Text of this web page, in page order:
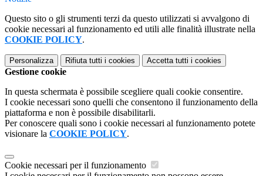
Questo sito o gli strumenti terzi da questo utilizzati si avvalgono di
cookie necessari al funzionamento ed utili alle finalità illustrate nella
COOKIE POLICY.
Personalizza Rifiuta tutti i cookies Accetta tutti i cookies
Gestione cookie
In questa schermata è possibile scegliere quali cookie consentire.
I cookie necessari sono quelli che consentono il funzionamento della
piattaforma e non è possibile disabilitarli.
Per conoscere quali sono i cookie necessari al funzionamento potete
visionare la COOKIE POLICY.
Cookie necessari per il funzionamento